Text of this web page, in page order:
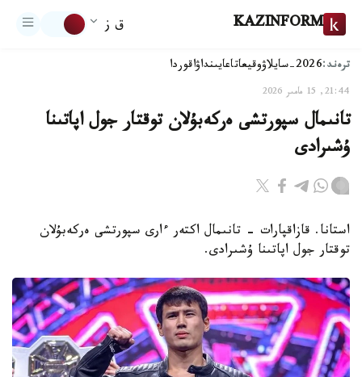
KAZINFORM ق ز
ترەند:2026-سايلاۋ وقيعاتاعايىنداۋاقوردا
21:44, 15 مامىر 2026
تانىمال سپورتشى ەركەبۇلان توقتار جول اپاتىنا
ۇشىرادى
استانا. قازاقپارات – تانىمال اكتەر ءارى سپورتشى ەركەبۇلان
توقتار جول اپاتىنا ۇشىرادى.